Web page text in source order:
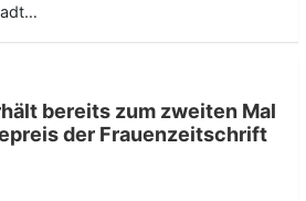
bereits zum zweiten Mal
der Frauenzeitschrift